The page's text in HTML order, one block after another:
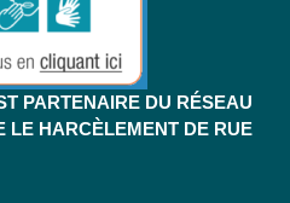
PARTENAIRE DU RÉSEAU
LE HARCÈLEMENT DE RUE